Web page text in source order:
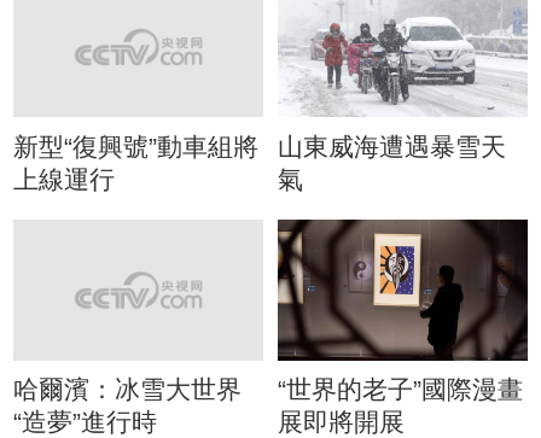
新型“復興號”動車組將
上線運行
山東威海遭遇暴雪天
氣
哈爾濱：冰雪大世界
“造夢”進行時
“世界的老子”國際漫畫
展即將開展